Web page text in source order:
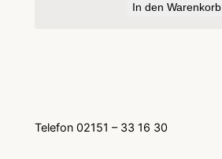
In den Warenkorb
Telefon 02151 – 33 16 30